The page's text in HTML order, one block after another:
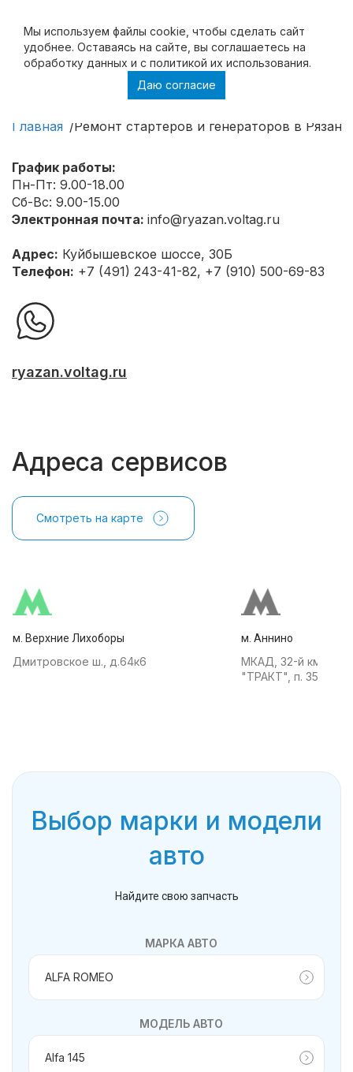
Мы используем файлы cookie, чтобы cделать сайт
удобнее. Оставаясь на сайте, вы соглашаетесь на
обработку данных и с политикой их использования.
Даю согласие
Ремонт стартеров и генераторов в Рязани
Главная Ремонт стартеров и генераторов в Рязани
График работы:
Пн-Пт: 9.00-18.00
Сб-Вс: 9.00-15.00
Электронная почта: info@ryazan.voltag.ru
Адрес: Куйбышевское шоссе, 30Б
Телефон: +7 (491) 243-41-82, +7 (910) 500-69-83
ryazan.voltag.ru
Адреса сервисов
Смотреть на карте
м. Верхние Лихоборы
Дмитровское ш., д.64к6
м. Аннино
МКАД, 32-й км, АТК
"ТРАКТ", п. 35
Выбор марки и модели
авто
Найдите свою запчасть
МАРКА АВТО
МОДЕЛЬ АВТО